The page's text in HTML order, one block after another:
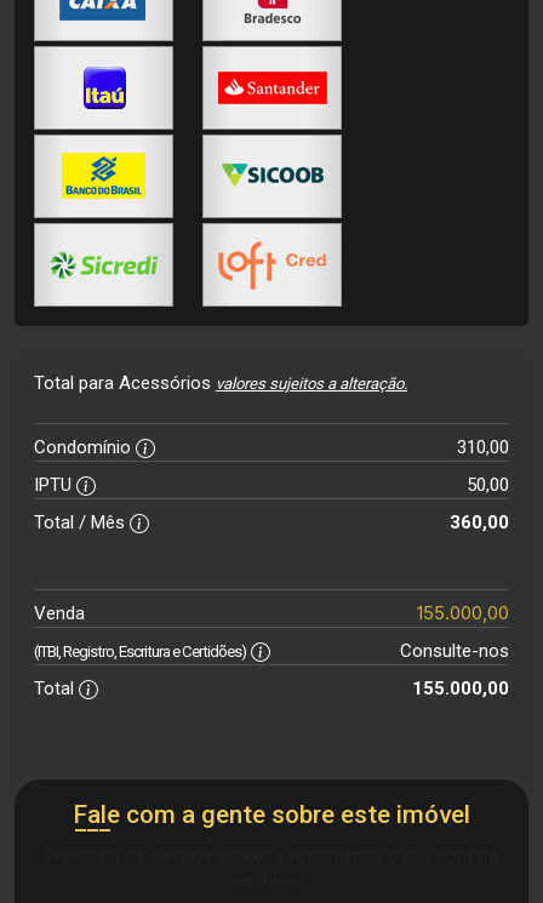
Total para Acessórios valores sujeitos a alteração.
Condomínio
310,00
IPTU
50,00
Total / Mês
360,00
Venda 155.000,00
(ITBI, Registro, Escritura e Certidões)
Consulte-nos
Total
155.000,00
Fale com a gente sobre este imóvel